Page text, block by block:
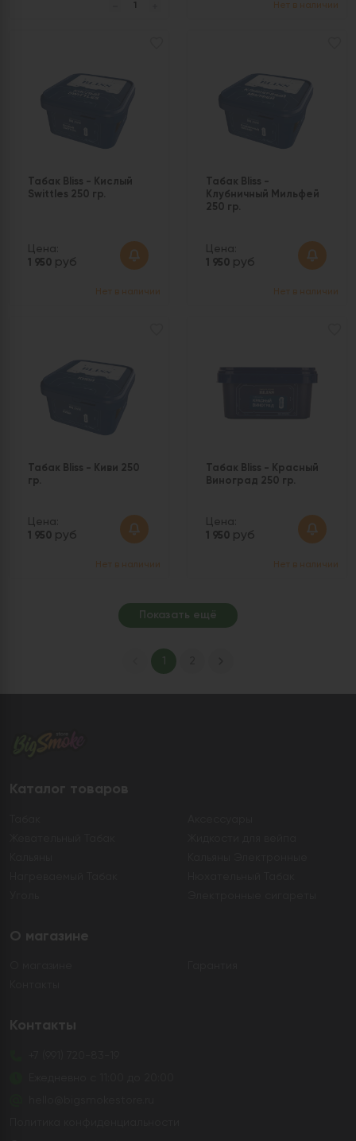
Нет в наличии
Табак Bliss - Кислый
Swittles 250 гр.
Цена:
1 950 руб
Нет в наличии
Табак Bliss -
Клубничный Мильфей
250 гр.
Цена:
1 950 руб
Нет в наличии
Табак Bliss - Киви 250
гр.
Цена:
1 950 руб
Нет в наличии
Табак Bliss - Красный
Виноград 250 гр.
Цена:
1 950 руб
Нет в наличии
Показать ещё
Каталог товаров
О магазине
Контакты